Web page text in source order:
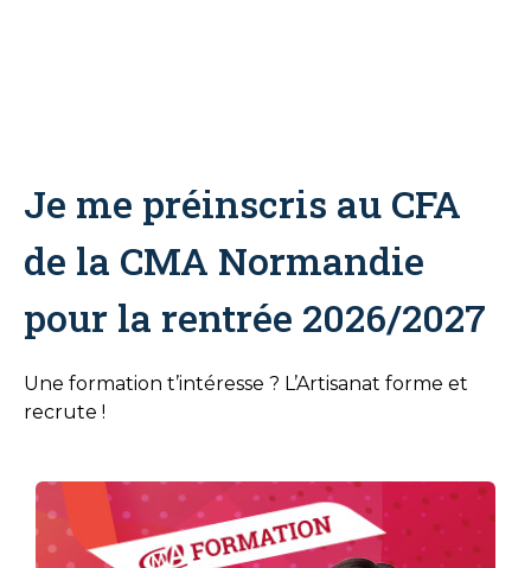
Je me préinscris au CFA
de la CMA Normandie
pour la rentrée 2026/2027
Une formation t’intéresse ? L’Artisanat forme et
recrute !